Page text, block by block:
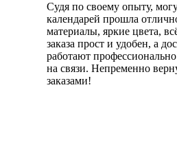
Судя по своему опыту, могу
календарей прошла
материалы, яркие цвета,
заказа прост и удобен, а
работают
на связи. Непременно
заказами!